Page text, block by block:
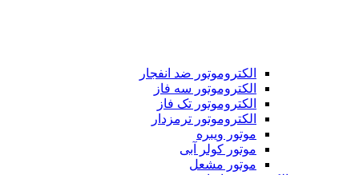
الکتروموتور ضد انفجار
الکتروموتور سه فاز
الکتروموتور تک فاز
الکتروموتور ترمزدار
موتور ویبره
موتور کولر آبی
موتور مشعل